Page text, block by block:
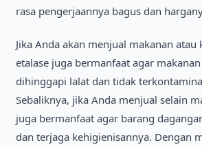
rasa pengerjaannya bagus dan
Jika Anda akan menjual makanan
etalase juga bermanfaat agar
dihinggapi lalat dan tidak
Sebaliknya, jika Anda menjual selain
juga bermanfaat agar barang
dan terjaga kehigienisannya. Dengan